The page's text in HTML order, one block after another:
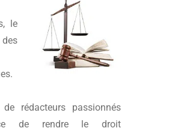
, le
de rédacteurs passionnés
de rendre le droit